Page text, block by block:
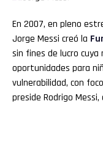
En 2007, en pleno
Jorge Messi creó la
sin fines de lucro
oportunidades para
vulnerabilidad, con
preside Rodrigo